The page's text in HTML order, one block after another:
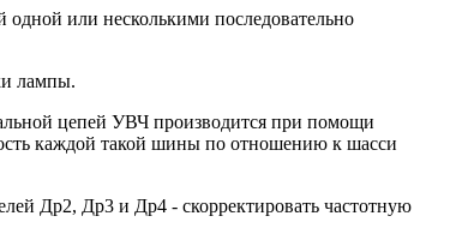
одной или несколькими последовательно
лампы.
цепей УВЧ производится при помощи
каждой такой шины по отношению к шасси
Др2, Др3 и Др4 - скорректировать частотную